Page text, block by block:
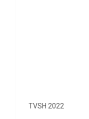
TVSH 2022